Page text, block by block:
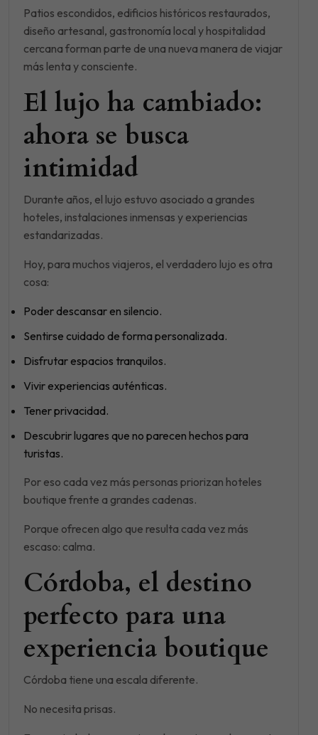
Patios escondidos, edificios históricos restaurados,
diseño artesanal, gastronomía local y hospitalidad
cercana forman parte de una nueva manera de viajar
más lenta y consciente.
El lujo ha cambiado:
ahora se busca
intimidad
Durante años, el lujo estuvo asociado a grandes
hoteles, instalaciones inmensas y experiencias
estandarizadas.
Hoy, para muchos viajeros, el verdadero lujo es otra
cosa:
Poder descansar en silencio.
Sentirse cuidado de forma personalizada.
Disfrutar espacios tranquilos.
Vivir experiencias auténticas.
Tener privacidad.
Descubrir lugares que no parecen hechos para
turistas.
Por eso cada vez más personas priorizan hoteles
boutique frente a grandes cadenas.
Porque ofrecen algo que resulta cada vez más
escaso: calma.
Córdoba, el destino
perfecto para una
experiencia boutique
Córdoba tiene una escala diferente.
No necesita prisas.